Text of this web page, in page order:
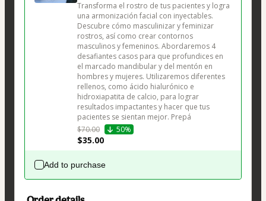
Transforma el rostro de tus pacientes y logra
una armonización facial con inyectables.
Descubre cómo masculinizar y feminizar
rostros, así como crear contornos
masculinos y femeninos. Abordaremos 4
desafiantes casos para que profundices en
el marcado mandibular y del mentón en
hombres y mujeres. Utilizaremos diferentes
rellenos, como ácido hialurónico e
hidroxiapatita de calcio, para lograr
resultados impactantes y hacer que tus
pacientes se sientan mejor. Prepá
$70.00
50%
$35.00
Add to purchase